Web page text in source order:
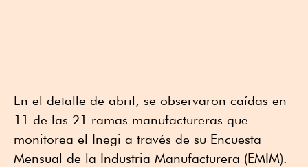
En el detalle de abril, se observaron caídas en
11 de las 21 ramas manufactureras que
monitorea el Inegi a través de su Encuesta
Mensual de la Industria Manufacturera (EMIM).